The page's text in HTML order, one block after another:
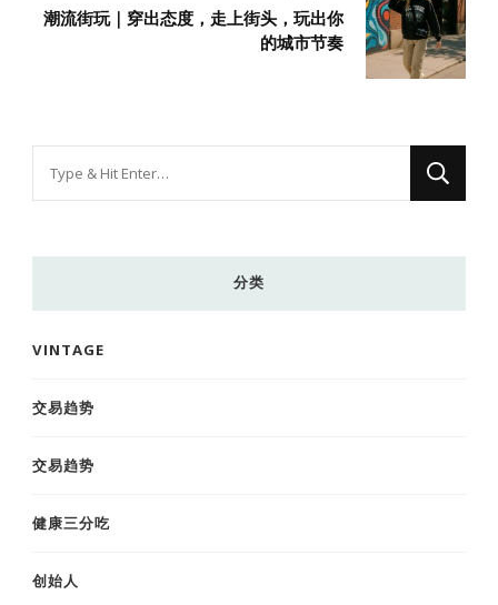
潮流街玩｜穿出态度，走上街头，玩出你
的城市节奏
东
分类
VINTAGE
交易趋势
交易趋势
健康三分吃
创始人